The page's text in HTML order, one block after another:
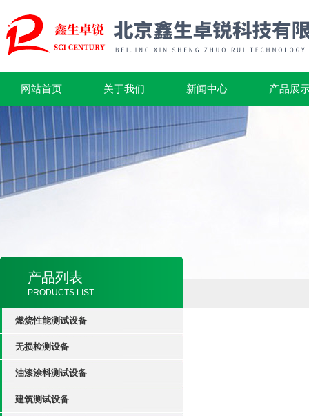
网站首页 关于我们 新闻中心 产品展
产品列表
PRODUCTS LIST
燃烧性能测试设备
无损检测设备
油漆涂料测试设备
建筑测试设备